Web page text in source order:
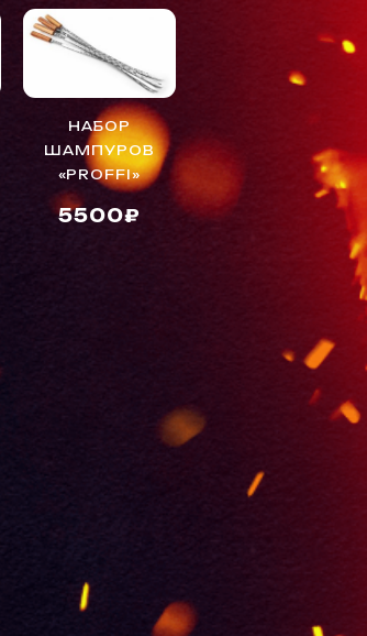
НАБОР
ШАМПУРОВ
«PROFFI»
5500₽
«ШАШЛЫЧОК 4»
8800₽